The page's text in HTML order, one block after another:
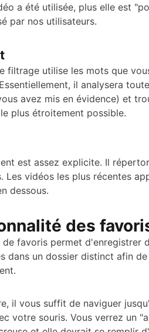
a été utilisée, plus elle est
par nos utilisateurs.
filtrage utilise les mots que
il analysera
avez mis en évidence) et
plus étroitement possible.
est assez explicite. Il
Les vidéos les plus récentes
dessous.
des
favoris permet d'enregistrer
dans un dossier distinct afin
il vous suffit de naviguer
votre souris. Vous verrez un